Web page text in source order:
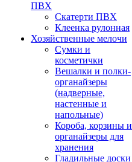
ПВХ
Скатерти ПВХ
Клеенка рулонная
Хозяйственные мелочи
Сумки и
косметички
Вешалки и полки-
органайзеры
(надверные,
настенные и
напольные)
Короба, корзины и
органайзеры для
хранения
Гладильные доски